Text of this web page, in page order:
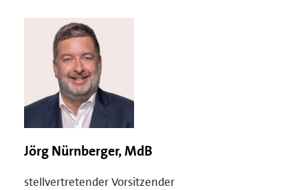
Jörg Nürnberger, MdB
stellvertretender Vorsitzender